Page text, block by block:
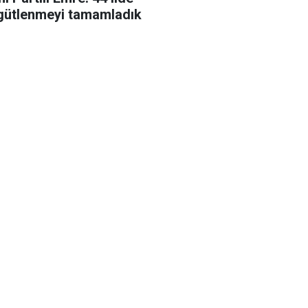
tamamladık